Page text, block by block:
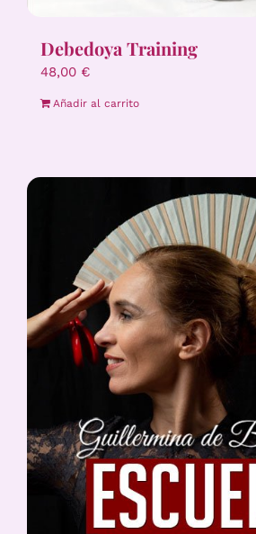
Debedoya Training
48,00 €
Añadir al carrito